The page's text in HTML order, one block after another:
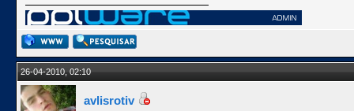
26-04-2010, 02:10
avlisrotiv